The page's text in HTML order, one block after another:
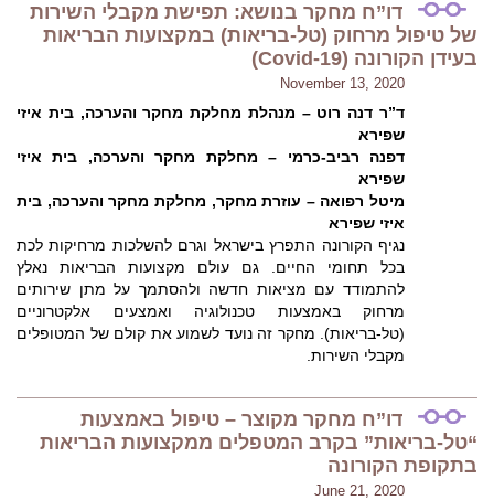
דו”ח מחקר בנושא: תפישת מקבלי השירות
של טיפול מרחוק (טל-בריאות) במקצועות הבריאות
בעידן הקורונה (Covid-19)
November 13, 2020
ד”ר דנה רוט – מנהלת מחלקת מחקר והערכה, בית איזי
שפירא
דפנה רביב-כרמי – מחלקת מחקר והערכה, בית איזי
שפירא
מיטל רפואה – עוזרת מחקר, מחלקת מחקר והערכה, בית
איזי שפירא
נגיף הקורונה התפרץ בישראל וגרם להשלכות מרחיקות לכת
בכל תחומי החיים. גם עולם מקצועות הבריאות נאלץ
להתמודד עם מציאות חדשה ולהסתמך על מתן שירותים
מרחוק באמצעות טכנולוגיה ואמצעים אלקטרוניים
(טל-בריאות). מחקר זה נועד לשמוע את קולם של המטופלים
מקבלי השירות.
דו”ח מחקר מקוצר – טיפול באמצעות
“טל-בריאות” בקרב המטפלים ממקצועות הבריאות
בתקופת הקורונה
June 21, 2020